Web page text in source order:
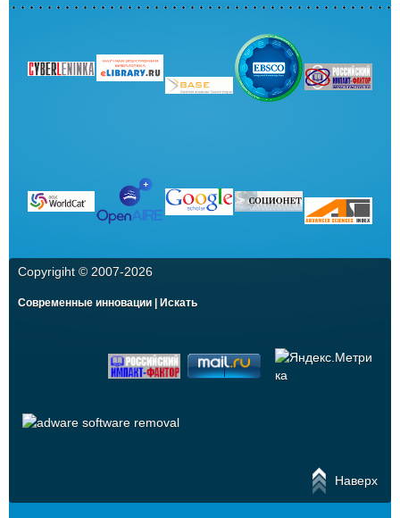
Copyrigiht © 2007-2026
Современные инновации | Искать
Наверх